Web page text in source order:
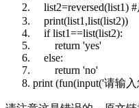
list2=reversed(list1)
print(list1,list(list2))
iflist1==list(list2):
return 'yes'
else:
return 'no'
print (fun(input('请输